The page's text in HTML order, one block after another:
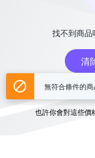
找不到商品
清
也許你會對這些價
無符合條件的